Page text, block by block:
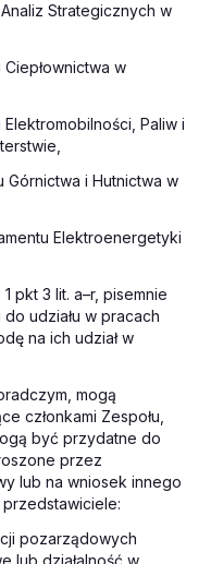
Strategicznych w
w
Paliw i
i Hutnictwa w
Elektroenergetyki
pkt 3 lit. a–r, pisemnie
udziału w pracach
na ich udział w
mogą
członkami Zespołu,
być przydatne do
przez
lub na wniosek innego
przedstawiciele:
pozarządowych
lub działalność w